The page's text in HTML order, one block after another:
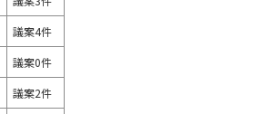
議案4件
議案0件
議案2件